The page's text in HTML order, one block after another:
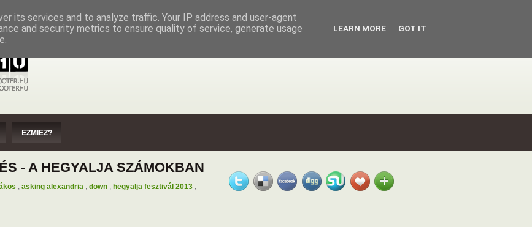
EZMIEZ? IMPRESSZUM SZERZŐI JOGOK
EZMIEZ?
- A HEGYALJA SZÁMOKBAN
, asking alexandria , down , hegyalja fesztivál 2013 ,
its services and to analyze traffic. Your IP address and user-agent
and security metrics to ensure quality of service, generate usage
LEARN MORE GOT IT